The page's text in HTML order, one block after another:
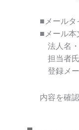
■ メールタ
■ メール本
法人名・
担当者氏
登録メー
内容を確